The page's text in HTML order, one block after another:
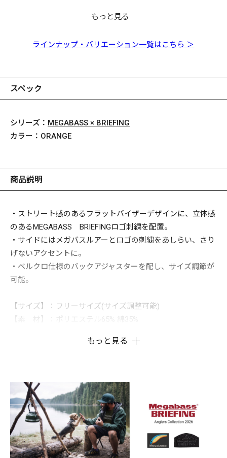
VISOR CAP OLIVE
VISOR CAP ORANGE
POD BLACK
もっと見る
ラインナップ・バリエーション一覧はこちら ＞
スペック
シリーズ： MEGABASS × BRIEFING
カラー： ORANGE
商品説明
・ストリート感のあるフラットバイザーデザインに、立体感
のあるMEGABASS BRIEFINGロゴ刺繍を配置。
・サイドにはメガバスルアーとロゴの刺繍をあしらい、さり
げないアクセントに。
・ベルクロ仕様のバックアジャスターを配し、サイズ調節が
可能。
【サイズ】：フリーサイズ(サイズ調整可能)
【素 材】：ポリエステル65% 綿35%
もっと見る